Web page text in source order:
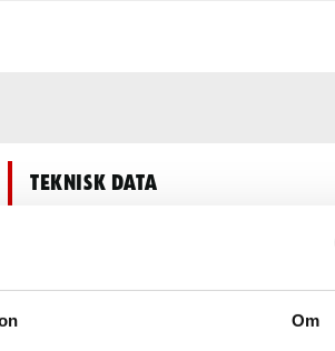
Om
Teknisk data